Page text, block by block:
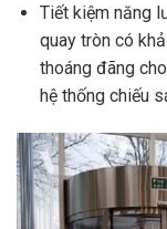
Tiết kiệm năng
quay tròn có
thoáng đãng
hệ thống chiếu